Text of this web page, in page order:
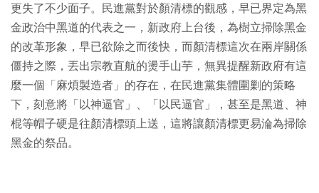
更失了不少面子。民進黨對於顏清標的觀感，早已界定為黑
金政治中黑道的代表之一，新政府上台後，為樹立掃除黑金
的改革形象，早已欲除之而後快，而顏清標這次在兩岸關係
僵持之際，丟出宗教直航的燙手山芋，無異提醒新政府有這
麼一個「麻煩製造者」的存在，在民進黨集體圍剿的策略
下，刻意將「以神逼官」、「以民逼官」，甚至是黑道、神
棍等帽子硬是往顏清標頭上送，這將讓顏清標更易淪為掃除
黑金的祭品。